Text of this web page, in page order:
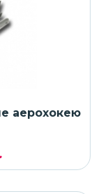
аерохокею